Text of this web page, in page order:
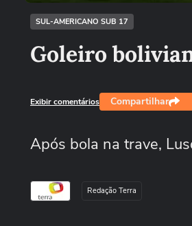
SUL-AMERICANO SUB 17
Goleiro
Exibir comentários Compartilhar
Após bola na trave,
Redação Terra